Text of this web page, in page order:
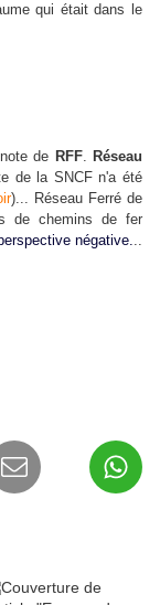
qui était dans le
de RFF. Réseau
de la SNCF n'a été
)... Réseau Ferré de
de chemins de fer
négative...